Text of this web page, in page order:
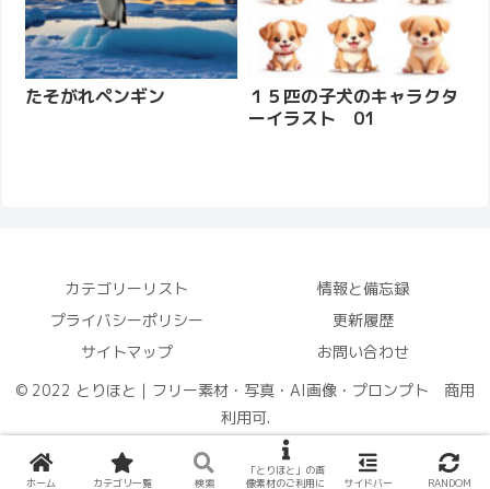
たそがれペンギン
１５匹の子犬のキャラクタ
ーイラスト 01
カテゴリーリスト
情報と備忘録
プライバシーポリシー
更新履歴
サイトマップ
お問い合わせ
© 2022 とりほと｜フリー素材・写真・AI画像・プロンプト 商用
利用可.
ホーム カテゴリ一覧 検索
「とりほと」の画
像素材のご利用に
サイドバー RANDOM